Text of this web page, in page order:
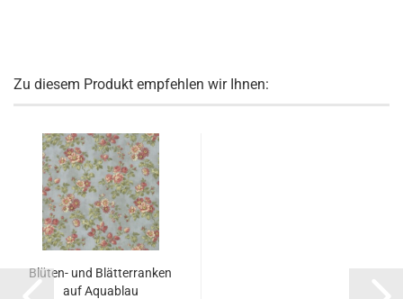
Zu diesem Produkt empfehlen wir Ihnen:
Blüten- und Blätterranken
auf Aquablau